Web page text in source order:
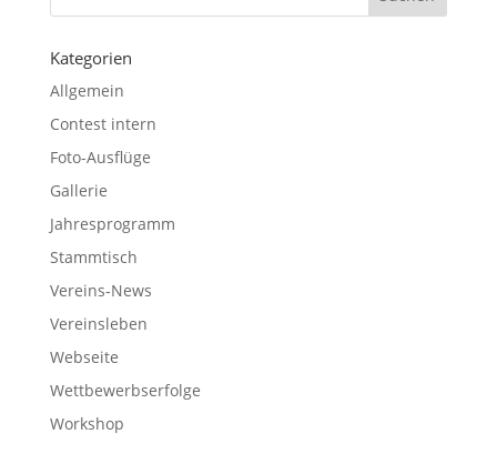
Kategorien
Allgemein
Contest intern
Foto-Ausflüge
Gallerie
Jahresprogramm
Stammtisch
Vereins-News
Vereinsleben
Webseite
Wettbewerbserfolge
Workshop